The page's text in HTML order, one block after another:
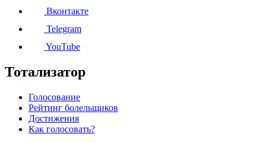
Вконтакте
Telegram
YouTube
Тотализатор
Голосование
Рейтинг болельщиков
Достижения
Как голосовать?